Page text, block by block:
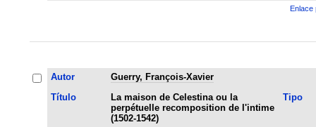
Enlace
Autor
Guerry, François-Xavier
Título
La maison de Celestina ou la
perpétuelle recomposition de l'intime
(1502-1542)
Tipo